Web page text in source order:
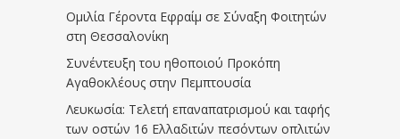
Ομιλία Γέροντα Εφραίμ σε Σύναξη Φοιτητών
στη Θεσσαλονίκη
Συνέντευξη του ηθοποιού Προκόπη
Αγαθοκλέους στην Πεμπτουσία
Λευκωσία: Τελετή επαναπατρισμού και ταφής
των οστών 16 Ελλαδιτών πεσόντων οπλιτών